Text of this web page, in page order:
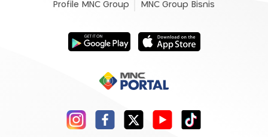
Profile MNC Group MNC Group Bisnis